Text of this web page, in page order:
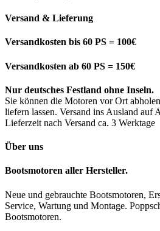
Versand & Lieferung
Versandkosten bis 60 PS = 100€
Versandkosten ab 60 PS = 150€
Nur deutsches Festland ohne Inseln.
Sie können die Motoren vor Ort
liefern lassen. Versand ins Ausland auf
Lieferzeit nach Versand ca. 3 Werktage
Über uns
Bootsmotoren aller Hersteller.
Neue und gebrauchte Bootsmotoren,
Service, Wartung und Montage.
Bootsmotoren.